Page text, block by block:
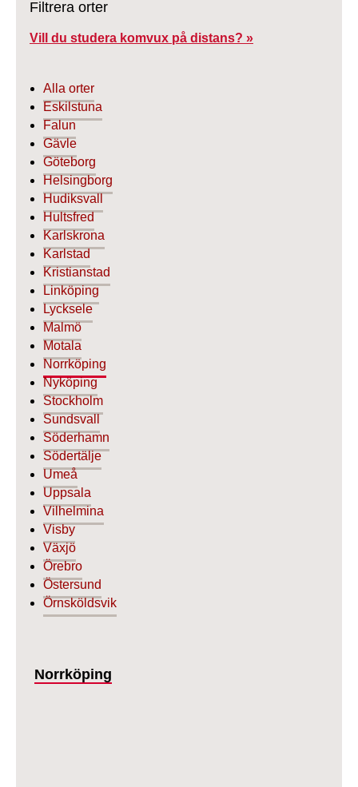
Filtrera orter
Vill du studera komvux på distans? »
Alla orter
Eskilstuna
Falun
Gävle
Göteborg
Helsingborg
Hudiksvall
Hultsfred
Karlskrona
Karlstad
Kristianstad
Linköping
Lycksele
Malmö
Motala
Norrköping
Nyköping
Stockholm
Sundsvall
Söderhamn
Södertälje
Umeå
Uppsala
Vilhelmina
Visby
Växjö
Örebro
Östersund
Örnsköldsvik
Norrköping